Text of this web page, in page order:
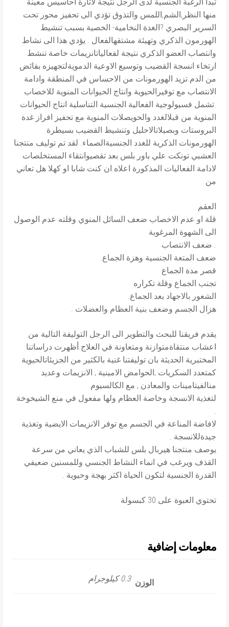
منها النظر,الشم,اللمس والتذوق تؤدي الى تحفيز محور تحت
السرير البصري ?الغدة النخامية- الخصية بسبب تنشيط
الهورمون الذكري وتهيئة مشتقهالفعال . يؤدي هذا الى نشاط
وانتصاب العضو الذكري نتيجة لفعالياتانزيمات خاصة تنشط
ارتخاء انسجة القضيب وتوسيع الاوعية الدمويةلتجهيزه بفائض
من الدم.تزيد الهورمونات من الاحساس في المنطقة وادامة
الانتصاب مع توفيرالحيوية وانتاج الحيوانات المنوية للاخصاب
.تشمل فسيولوجية الفعالية الجنسية التناسلية انتاج الحيوانات
المنوية من قبلالغدد والحويصلات المنوية مع تحفيز افراز غدة
البروستات وبصيلاتالاحليل وتنشيط القضيب بسيطرة
الهورمونات الذكرية للغدد الجنسيةالصماء. لقد تم توليف منتجنا
العشبي تونكت علي باور بلس بعد تقصيوانتقاء المستخلصات
لادامة الفعاليات المذكورة اعلاه.ان كنت شابا او كهلا هل تعاني
من
العقم
قلة او عدم الاخصاب ضعف السائل المنوي وقلته عدم الوصول
الى الشهوة المرغوبة
. ضعف الانتصاب
ضعف المتعة الجنسية وهزة الجماع.
قصر مدة الجماع
تجنب الجماع وقلة تكراره
الشعور بالاجهاد بعد الجماع.
هزال الجسم وضعف بنية العظام والعضلات .
يقدم فريقنا للبحث والتطوير الى الرجل التوليفة التالية من
اعشاب منتقاةمتوازنة ومتعاونة في العلاج.أظهرت دراساتنا
المختبرية الحديثة بان توليفتنا غنية بالكثير من الجزيئاتالحيوية
كمتعدد السكريات ,الحوامض الامينية , الانزيمات وعديد
منالفيتامينات والمعادن , مع الكالسيوم
لتغذية الانسجة وخاصة العظام ولها مفعول في منع الشيخوخة
.
لافاضة المناعة في الجسم مع توفر الانزيمات الايضية وتغذية
جيدةللانسجة .
يوصف منتجنا هيربال بلس للشباب الذي يعاني من سرعة
القذف ويرغب في انماء النشاط الجنسي وللمسنين ضعيفي
القدرة الجنسية لتكون الحياة اكثر بهجة وحيوية .
تحتوي العبوة على 30 كبسولة
معلومات إضافية
الوزن 0.3 كيلوجرام